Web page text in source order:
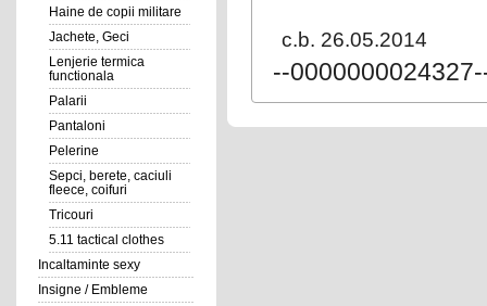
Haine de copii militare
Jachete, Geci
Lenjerie termica
functionala
Palarii
Pantaloni
Pelerine
Sepci, berete, caciuli
fleece, coifuri
Tricouri
5.11 tactical clothes
Incaltaminte sexy
Insigne / Embleme
c.b. 26.05.2014
--